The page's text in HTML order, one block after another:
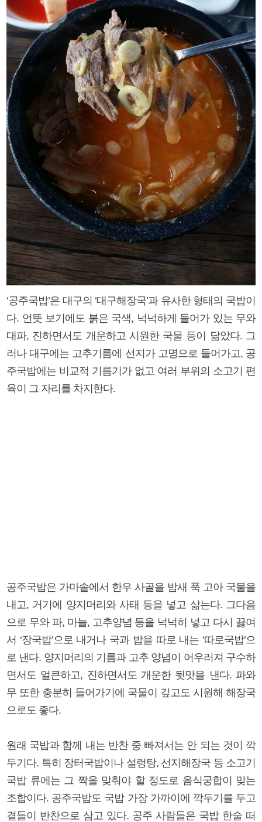
‘공주국밥’은 대구의 ‘대구해장국’과 유사한 형태의 국밥이
다. 언뜻 보기에도 붉은 국색, 넉넉하게 들어가 있는 무와
대파, 진하면서도 개운하고 시원한 국물 등이 닮았다. 그
러나 대구에는 고추기름에 선지가 고명으로 들어가고, 공
주국밥에는 비교적 기름기가 없고 여러 부위의 소고기 편
육이 그 자리를 차지한다.
공주국밥은 가마솥에서 한우 사골을 밤새 푹 고아 국물을
내고, 거기에 양지머리와 사태 등을 넣고 삶는다. 그다음
으로 무와 파, 마늘, 고추양념 등을 넉넉히 넣고 다시 끓여
서 ‘장국밥’으로 내거나 국과 밥을 따로 내는 ‘따로국밥’으
로 낸다. 양지머리의 기름과 고추 양념이 어우러져 구수하
면서도 얼큰하고, 진하면서도 개운한 뒷맛을 낸다. 파와
무 또한 충분히 들어가기에 국물이 깊고도 시원해 해장국
으로도 좋다.
원래 국밥과 함께 내는 반찬 중 빠져서는 안 되는 것이 깍
두기다. 특히 장터국밥이나 설렁탕, 선지해장국 등 소고기
국밥 류에는 그 짝을 맞춰야 할 정도로 음식궁합이 맞는
조합이다. 공주국밥도 국밥 가장 가까이에 깍두기를 두고
곁들이 반찬으로 삼고 있다. 공주 사람들은 국밥 한술 떠